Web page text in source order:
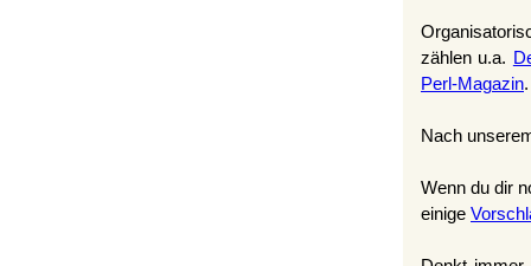
zählen u.a.
Perl-Magazin.
Nach
Wenn du dir
einige